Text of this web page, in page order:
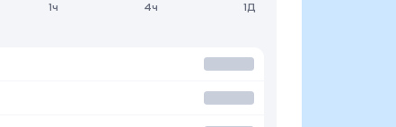
1ч 4ч 1Д